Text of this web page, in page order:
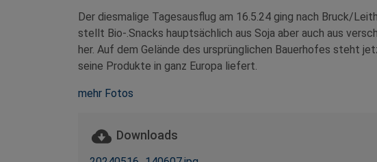
Der diesmalige Tagesausflug am 16.5.24 ging nach Bruck/
stellt Bio-.Snacks hauptsächlich aus Soja aber auch aus
her. Auf dem Gelände des ursprünglichen Bauerhofes steht
seine Produkte in ganz Europa liefert.
mehr Fotos
Downloads